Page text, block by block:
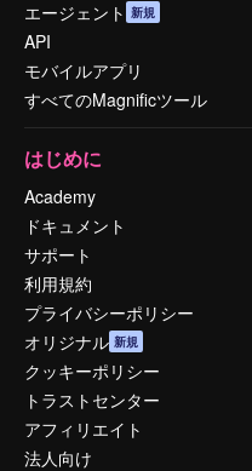
エージェント 新規
API
モバイルアプリ
すべてのMagnificツール
はじめに
Academy
ドキュメント
サポート
利用規約
プライバシーポリシー
オリジナル 新規
クッキーポリシー
トラストセンター
アフィリエイト
法人向け